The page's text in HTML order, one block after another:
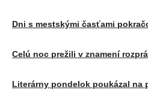
Dni s mestskými časťami
Celú noc prežili v znamení
Literárny pondelok poukázal na